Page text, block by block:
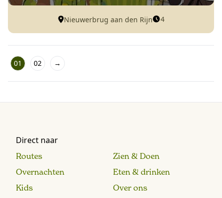
Nieuwerbrug aan den Rijn 4
01 02 →
Direct naar
Routes
Zien & Doen
Overnachten
Eten & drinken
Kids
Over ons